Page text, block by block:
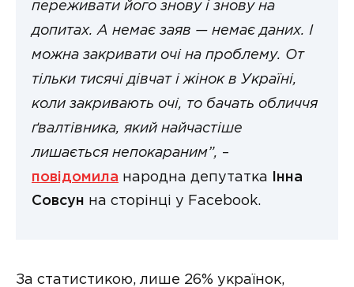
переживати його знову і знову на
допитах. А немає заяв — немає даних. І
можна закривати очі на проблему. От
тільки тисячі дівчат і жінок в Україні,
коли закривають очі, то бачать обличчя
ґвалтівника, який найчастіше
лишається непокараним”, –
повідомила народна депутатка
Інна
Совсун на сторінці у Facebook.
За статистикою, лише 26% українок,